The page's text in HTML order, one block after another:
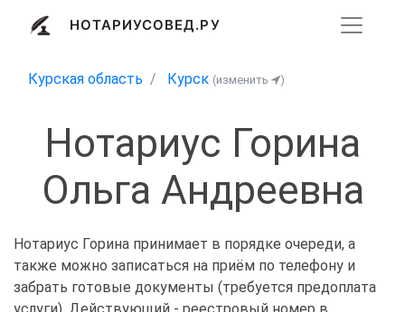
НОТАРИУСОВЕД.РУ
Курская область Курск (изменить )
Нотариус Горина
Ольга Андреевна
Нотариус Горина принимает в порядке очереди, а
также можно записаться на приём по телефону и
забрать готовые документы (требуется предоплата